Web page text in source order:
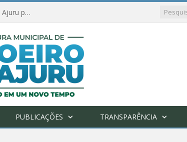
Ações de combate à Covid-19 na região ribeirinha de Limoeiro do Ajuru continuam
PUBLICAÇÕES TRANSPARÊNCIA